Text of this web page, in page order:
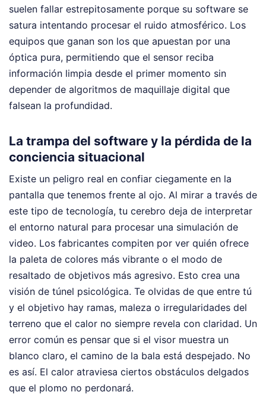
suelen fallar estrepitosamente porque su software se
satura intentando procesar el ruido atmosférico. Los
equipos que ganan son los que apuestan por una
óptica pura, permitiendo que el sensor reciba
información limpia desde el primer momento sin
depender de algoritmos de maquillaje digital que
falsean la profundidad.
La trampa del software y la pérdida de la
conciencia situacional
Existe un peligro real en confiar ciegamente en la
pantalla que tenemos frente al ojo. Al mirar a través de
este tipo de tecnología, tu cerebro deja de interpretar
el entorno natural para procesar una simulación de
video. Los fabricantes compiten por ver quién ofrece
la paleta de colores más vibrante o el modo de
resaltado de objetivos más agresivo. Esto crea una
visión de túnel psicológica. Te olvidas de que entre tú
y el objetivo hay ramas, maleza o irregularidades del
terreno que el calor no siempre revela con claridad. Un
error común es pensar que si el visor muestra un
blanco claro, el camino de la bala está despejado. No
es así. El calor atraviesa ciertos obstáculos delgados
que el plomo no perdonará.